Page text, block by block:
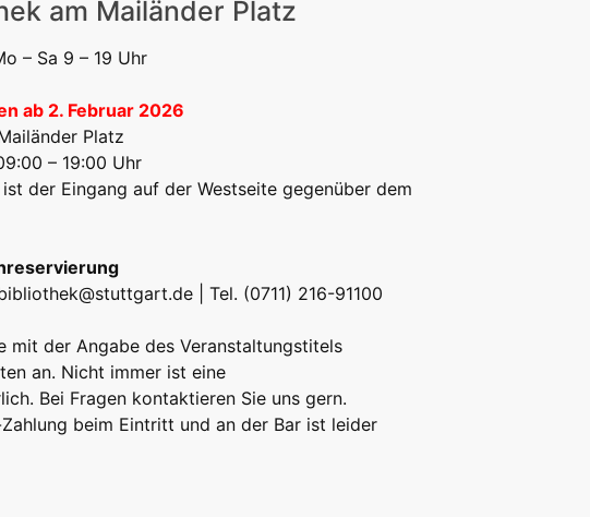
| Freizeit Kinder | Freizeit Kitas | Schulen
am Mailänder Platz
– Sa 9 – 19 Uhr
ab 2. Februar 2026
Platz
– 19:00 Uhr
der Eingang auf der Westseite gegenüber dem
| Tel. (0711) 216-91100
mit der Angabe des Veranstaltungstitels
an. Nicht immer ist eine
Bei Fragen kontaktieren Sie uns gern.
beim Eintritt und an der Bar ist leider